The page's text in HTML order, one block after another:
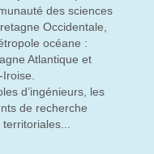
des sciences
Occidentale,
océane :
Atlantique et
Iroise.
d’ingénieurs, les
de recherche
territoriales...